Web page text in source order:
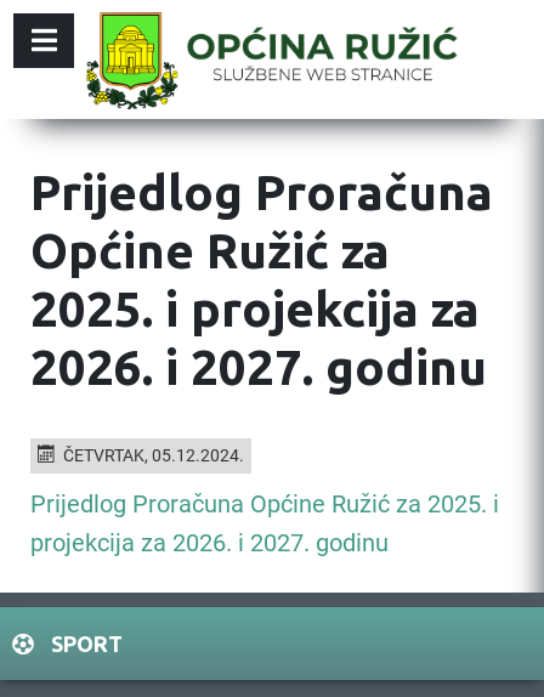
Prijedlog Proračuna
Općine Ružić za
2025. i projekcija za
2026. i 2027. godinu
ČETVRTAK, 05.12.2024.
Prijedlog Proračuna Općine Ružić za 2025. i
projekcija za 2026. i 2027. godinu
SPORT